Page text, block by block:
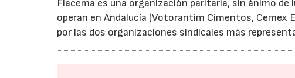
Flacema es una organización paritaria, sin ánimo
operan en Andalucía (Votorantim Cimentos, Cemex
por las dos organizaciones sindicales más